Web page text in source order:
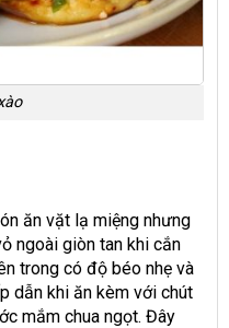
ăn vặt lạ miệng nhưng
ngoài giòn tan khi cắn
trong có độ béo nhẹ và
dẫn khi ăn kèm với chút
mắm chua ngọt. Đây